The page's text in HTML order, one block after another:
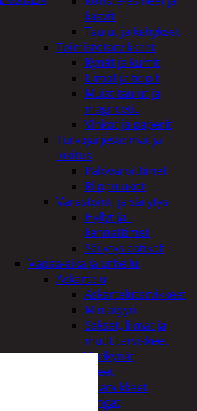
kasvit
Taulut ja kehykset
Toimistotarvikkeet
Kynät ja kumit
Liimat ja teipit
Muistitaulut ja
magneetit
Vihkot ja paperit
Turvajärjestelmät ja
lukitus
Palovaroittimet
Riippulukot
Varastointi ja säilytys
Hyllyt ja -
kannattimet
Säilytyslaatikot
Vapaa-aika ja urheilu
Askartelu
Askartelutarvikkeet
Miniatyyri
Sakset, liimat ja
muut tarvikkeet
Värikynät
Harrasteet
Käsityötarvikkeet
Langat